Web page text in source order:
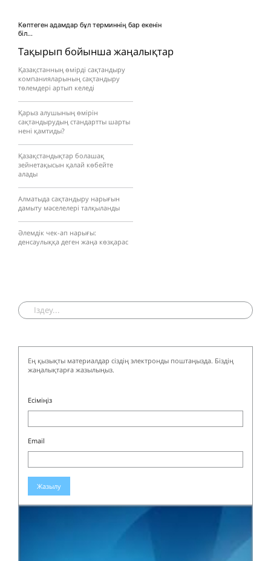
Тақырып бойынша жаңалықтар
Қазақстанның өмірді сақтандыру
компанияларының сақтандыру
төлемдері артып келеді
Қарыз алушының өмірін
сақтандырудың стандартты шарты
нені қамтиды?
Қазақстандықтар болашақ
зейнетақысын қалай көбейте
алады
Алматыда сақтандыру нарығын
дамыту мәселелері талқыланды
Әлемдік чек-ап нарығы:
денсаулыққа деген жаңа көзқарас
Көптеген адамдар бұл терминнің бар екенін
біл...
Ең қызықты материалдар сіздің электронды поштаңызда. Біздің
жаңалықтарға жазылыңыз.
Есіміңіз
Email
Жазылу